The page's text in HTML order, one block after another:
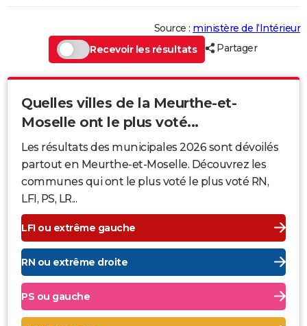
Source : ministère de l’Intérieur
Recevoir les résultats
Partager
Quelles villes de la Meurthe-et-
Moselle ont le plus voté...
Les résultats des municipales 2026 sont dévoilés
partout en Meurthe-et-Moselle. Découvrez les
communes qui ont le plus voté le plus voté RN,
LFI, PS, LR...
LFI ou extrême gauche
RN ou extrême droite
PS ou gauche